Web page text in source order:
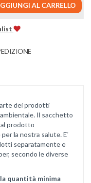
AL CARRELLO
dei prodotti
Il sacchetto
prodotto
la nostra salute. E'
separatamente e
secondo le diverse
quantità minima